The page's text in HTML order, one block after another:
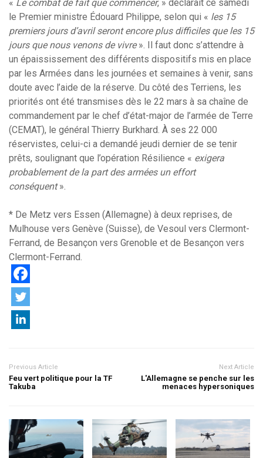
« Le combat de fait que commencer, » déclarait ce samedi
le Premier ministre Édouard Philippe, selon qui « les 15
premiers jours d’avril seront encore plus difficiles que les 15
jours que nous venons de vivre». Il faut donc s’attendre à
un épaississement des différents dispositifs mis en place
par les Armées dans les journées et semaines à venir, sans
doute avec l’aide de la réserve. Du côté des Terriens, les
priorités ont été transmises dès le 22 mars à sa chaîne de
commandement par le chef d’état-major de l’armée de Terre
(CEMAT), le général Thierry Burkhard. À ses 22 000
réservistes, celui-ci a demandé jeudi dernier de se tenir
prêts, soulignant que l’opération Résilience « exigera
probablement de la part des armées un effort
conséquent».
* De Metz vers Essen (Allemagne) à deux reprises, de
Mulhouse vers Genève (Suisse), de Vesoul vers Clermont-
Ferrand, de Besançon vers Grenoble et de Besançon vers
Clermont-Ferrand.
Previous Article
Feu vert politique pour la TF
Takuba
Next Article
L'Allemagne se penche sur les
menaces hypersoniques